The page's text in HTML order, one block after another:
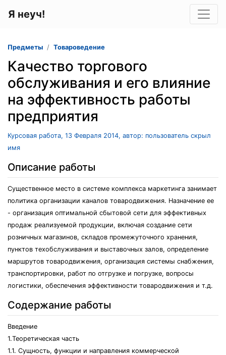
Я неуч!
Предметы Товароведение
Качество торгового
обслуживания и его влияние
на эффективность работы
предприятия
Курсовая работа, 13 Февраля 2014, автор: пользователь скрыл
имя
Описание работы
Существенное место в системе комплекса маркетинга занимает
политика организации каналов товародвижения. Назначение ее
- организация оптимальной сбытовой сети для эффективных
продаж реализуемой продукции, включая создание сети
розничных магазинов, складов промежуточного хранения,
пунктов техобслуживания и выставочных залов, определение
маршрутов товародвижения, организация системы снабжения,
транспортировки, работ по отгрузке и погрузке, вопросы
логистики, обеспечения эффективности товародвижения и т.д.
Содержание работы
Введение
1.Теоретическая часть
1.1. Сущность, функции и направления коммерческой